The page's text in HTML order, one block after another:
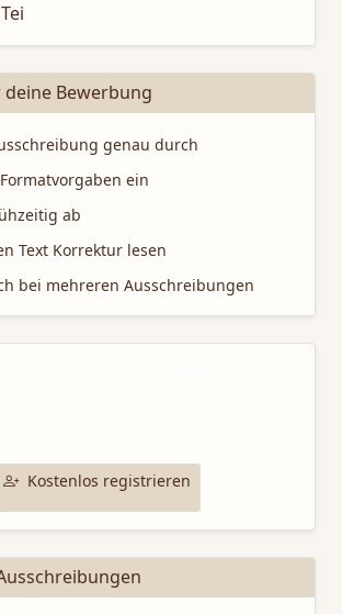
Bewerbung
genau durch
ein
ab
Text Korrektur lesen
bei mehreren Ausschreibungen
Kostenlos registrieren